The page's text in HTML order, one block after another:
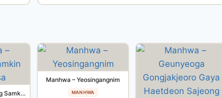
Manhwa – Jaeneung Samkin Mabeopsa
Manhwa – Yeosingangnim
MANHWA